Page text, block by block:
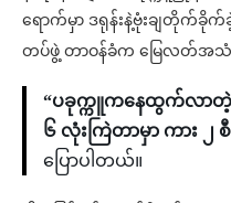
ရောက်မှာ ဒရုန်းနဲ့ဗုံးချတိုက်
တပ်ဖွဲ့ တာဝန်ခံက မြေလတ်အသံ
“ပခုက္ကူကနေထွက်လာတဲ့ စ
၆ လုံးကြဲတာမှာ ကား ၂
ပြောပါတယ်။